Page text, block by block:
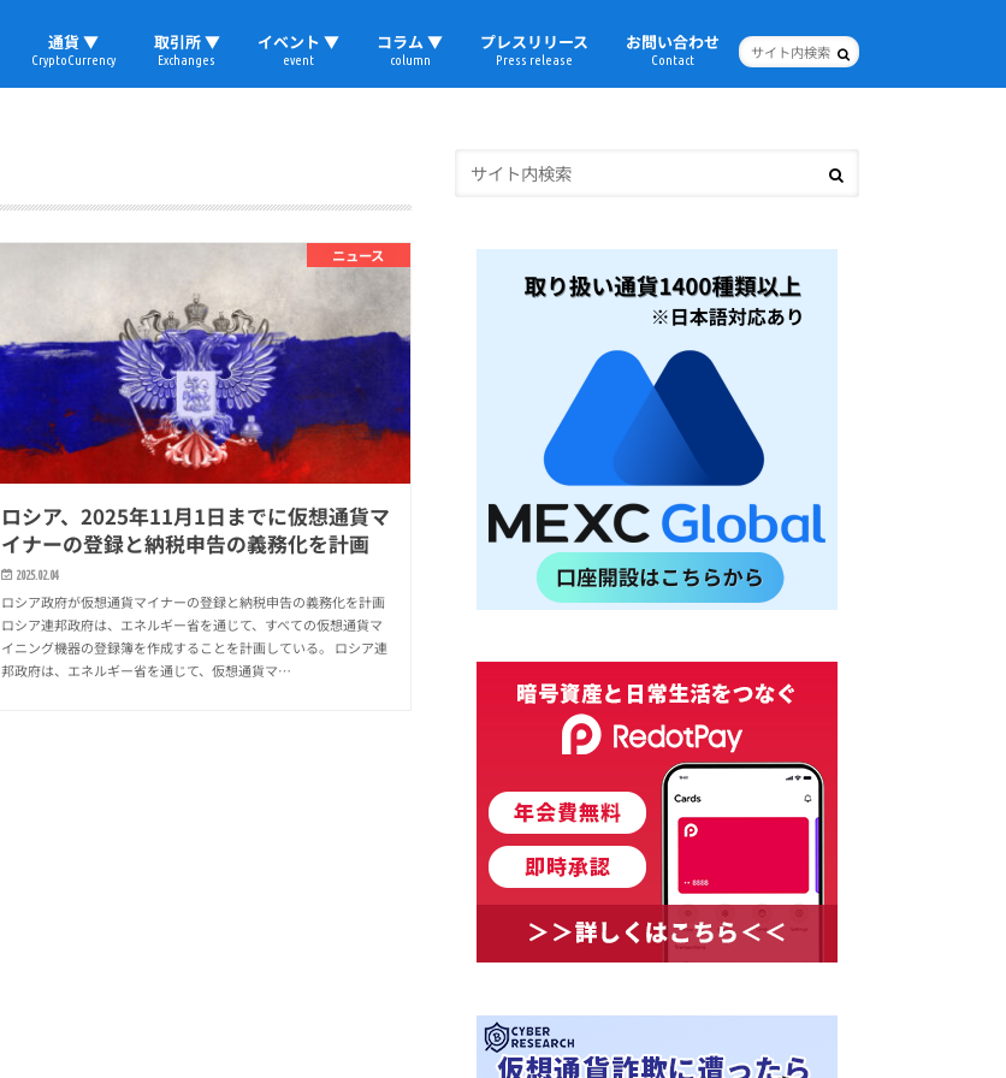
通貨 ▼
CryptoCurrency
取引所 ▼
Exchanges
イベント ▼
event
コラム ▼
column
プレスリリース
Press release
お問い合わせ
Contact
ニュース
ロシア、2025年11月1日までに仮想通貨マ
イナーの登録と納税申告の義務化を計画
2025.02.04
ロシア政府が仮想通貨マイナーの登録と納税申告の義務化を計画
ロシア連邦政府は、エネルギー省を通じて、すべての仮想通貨マ
イニング機器の登録簿を作成することを計画している。 ロシア連
邦政府は、エネルギー省を通じて、仮想通貨マ…